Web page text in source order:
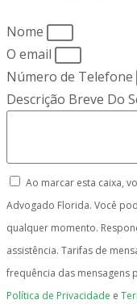
Nome
O email
Número de Telefone
Descrição Breve Do
Ao marcar esta caixa,
Advogado Florida. Você
qualquer momento.
assistência. Tarifas de
frequência das mensagens
Política de Privacidade e